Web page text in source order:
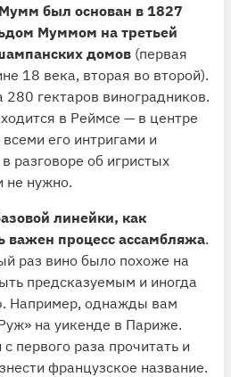
был основан в 1827
Муммом на третьей
домов (первая
18 века, вторая во второй).
280 гектаров виноградников.
в Реймсе — в центре
его интригами и
разговоре об игристых
не нужно.
линейки, как
важен процесс ассамбляжа.
раз вино было похоже на
предсказуемым и иногда
Например, однажды вам
на уикенде в Париже.
первого раза прочитать и
французское название.